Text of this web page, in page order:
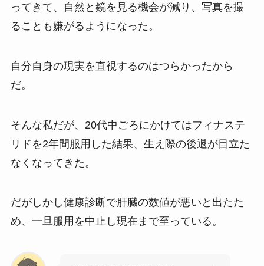
ってきて、自然と鏡を見る機会が減り、写真を撮
ることも嫌がるようになった。
自分自身の現実を直視するのはつらかったから
だ。
そんな私だが、20代中ごろにかけてはフィナステ
リドを2年間服用した結果、生え際の後退が目立た
なくなってきた。
だがしかし健康診断で肝臓の数値が悪いと出たた
め、一旦服用を中止し現在まで至っている。